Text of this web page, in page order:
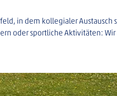
in dem kollegialer Austausch
oder sportliche Aktivitäten: Wir